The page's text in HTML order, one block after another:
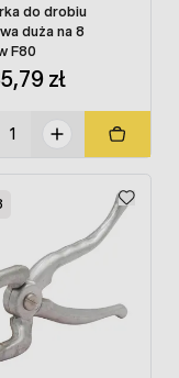
do drobiu
duża na 8
F80
zł